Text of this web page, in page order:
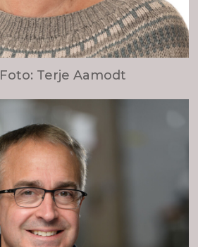
Foto: Terje Aamodt